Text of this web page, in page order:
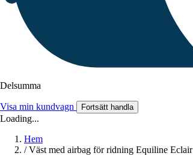
Delsumma
Visa min kundvagn Fortsätt handla
Loading...
Hem
/ Väst med airbag för ridning Equiline Eclair